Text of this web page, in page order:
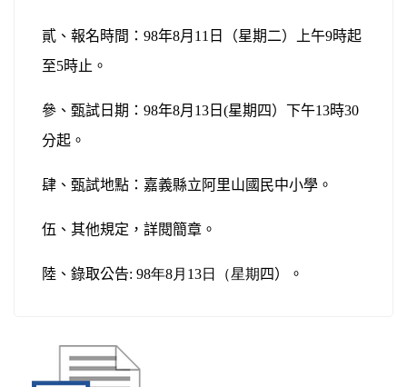
貳、報名時間： 98年8月 11 日 （星期二）上午9時起
至5時止。
參、甄試日期： 98年8月 13 日 (星期四）下午13時30
分起。
肆、甄試地點：嘉義縣立阿里山國民中小學。
伍、其他規定，詳閱簡章。
陸、錄取公告: 98年8月 13日 （星期 四）。